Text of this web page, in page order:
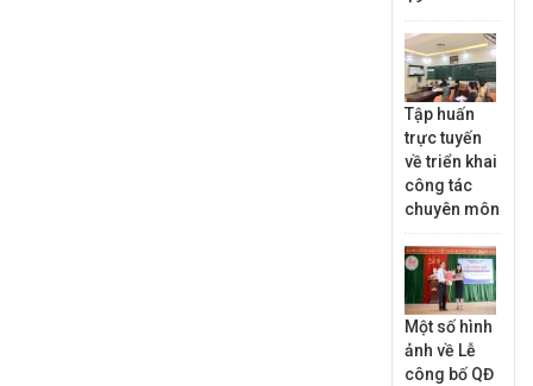
Tập huấn
trực tuyến
về triển khai
công tác
chuyên môn
Một số hình
ảnh về Lễ
công bố QĐ